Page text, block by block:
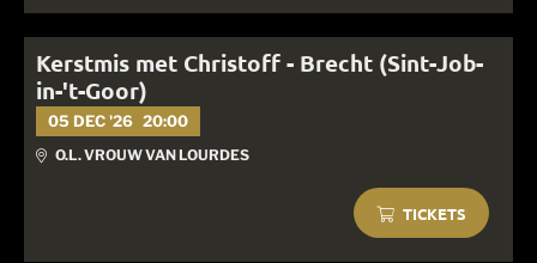
Kerstmis met Christoff - Brecht (Sint-Job-
in-'t-Goor)
05 DEC '26 20:00
O.L. VROUW VAN LOURDES
TICKETS